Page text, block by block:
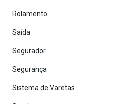
Rolamento
Saída
Segurador
Segurança
Sistema de Varetas